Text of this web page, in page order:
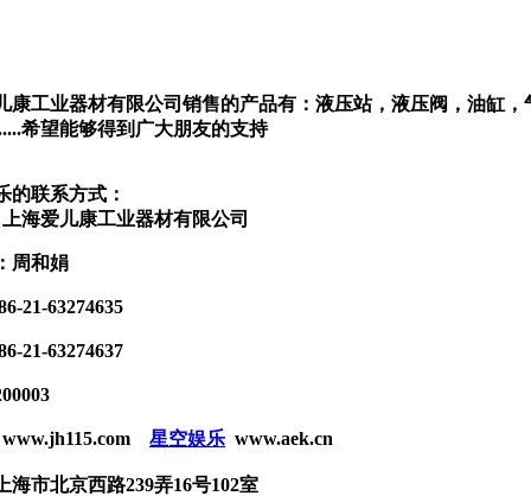
康工业器材有限公司销售的产品有：液压站，液压阀，油缸
希望能够得到广大朋友的支持
的联系方式：
海爱儿康工业器材有限公司
周和娟
21-63274635
21-63274637
星空娱乐 www.aek.cn
海市北京西路239弄16号102室